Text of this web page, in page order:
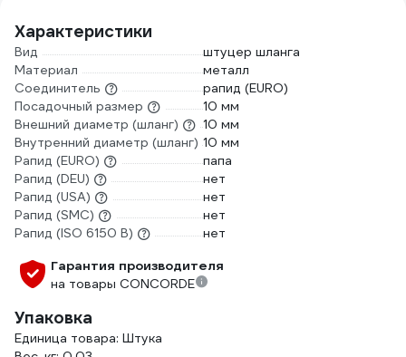
Характеристики
Вид
штуцер шланга
Материал
металл
Соединитель
рапид (EURO)
Посадочный размер
10 мм
Внешний диаметр (шланг)
10 мм
Внутренний диаметр (шланг) 10 мм
Рапид (EURO)
папа
Рапид (DEU)
нет
Рапид (USA)
нет
Рапид (SMC)
нет
Рапид (ISO 6150 B)
нет
Гарантия производителя
на товары CONCORDE
Упаковка
Единица товара: Штука